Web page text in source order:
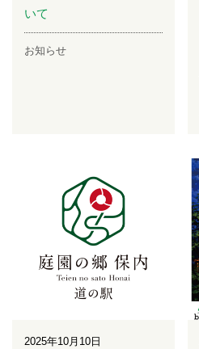
いて
お知らせ
2025年10月10日